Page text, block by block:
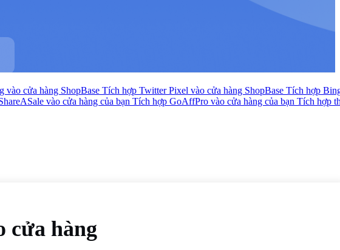
vào cửa hàng ShopBase Tích hợp Twitter Pixel vào cửa hàng ShopBase Tích hợp
vào cửa hàng của bạn Tích hợp GoAffPro vào cửa hàng của bạn Tích hợp
cửa hàng